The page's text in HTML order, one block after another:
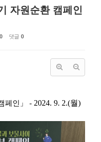
자원순환 캠페인
0 댓글 0
페인 」 - 2024. 9. 2.(월)